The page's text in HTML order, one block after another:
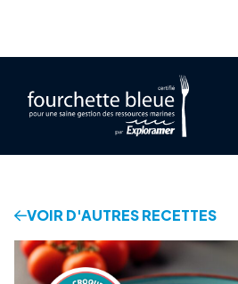
VOIR D'AUTRES RECETTES